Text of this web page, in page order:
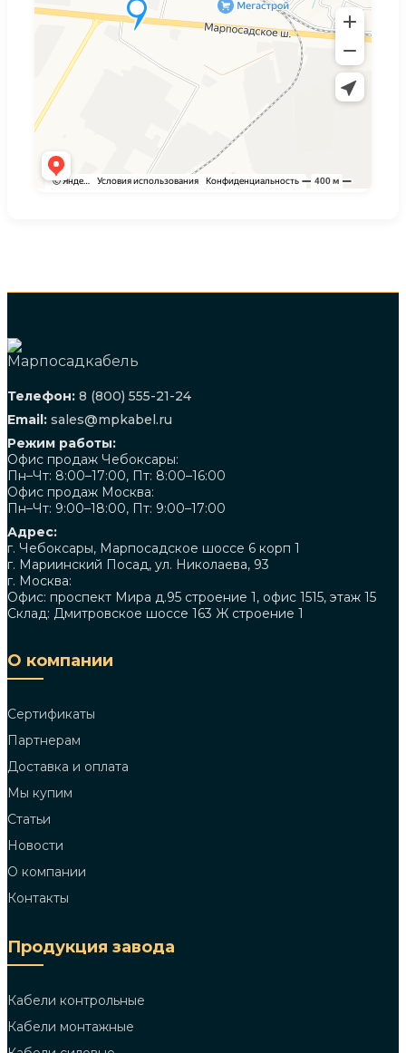
Телефон: 8 (800) 555-21-24
Email: sales@mpkabel.ru
Режим работы:
Офис продаж Чебоксары:
Пн–Чт: 8:00–17:00, Пт: 8:00–16:00
Офис продаж Москва:
Пн–Чт: 9:00–18:00, Пт: 9:00–17:00
Адрес:
г. Чебоксары, Марпосадское шоссе 6 корп 1
г. Мариинский Посад, ул. Николаева, 93
г. Москва:
Офис: проспект Мира д.95 строение 1, офис 1515, этаж 15
Склад: Дмитровское шоссе 163 Ж строение 1
О компании
Сертификаты
Партнерам
Доставка и оплата
Мы купим
Статьи
Новости
О компании
Контакты
Продукция завода
Кабели контрольные
Кабели монтажные